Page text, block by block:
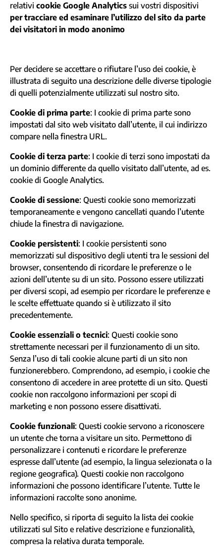
relativi cookie Google Analytics sui vostri dispositivi
per tracciare ed esaminare l’utilizzo del sito da parte
dei visitatori in modo anonimo
Per decidere se accettare o rifiutare l’uso dei cookie, è
illustrata di seguito una descrizione delle diverse tipologie
di quelli potenzialmente utilizzati sul nostro sito.
Cookie di prima parte: I cookie di prima parte sono
impostati dal sito web visitato dall’utente, il cui indirizzo
compare nella finestra URL.
Cookie di terza parte: I cookie di terzi sono impostati da
un dominio differente da quello visitato dall’utente, ad es.
cookie di Google Analytics.
Cookie di sessione: Questi cookie sono memorizzati
temporaneamente e vengono cancellati quando l’utente
chiude la finestra di navigazione.
Cookie persistenti: I cookie persistenti sono
memorizzati sul dispositivo degli utenti tra le sessioni del
browser, consentendo di ricordare le preferenze o le
azioni dell’utente su di un sito. Possono essere utilizzati
per diversi scopi, ad esempio per ricordare le preferenze e
le scelte effettuate quando si è utilizzato il sito
precedentemente.
Cookie essenziali o tecnici: Questi cookie sono
strettamente necessari per il funzionamento di un sito.
Senza l’uso di tali cookie alcune parti di un sito non
funzionerebbero. Comprendono, ad esempio, i cookie che
consentono di accedere in aree protette di un sito. Questi
cookie non raccolgono informazioni per scopi di
marketing e non possono essere disattivati.
Cookie funzionali: Questi cookie servono a riconoscere
un utente che torna a visitare un sito. Permettono di
personalizzare i contenuti e ricordare le preferenze
espresse dall’utente (ad esempio, la lingua selezionata o la
regione geografica). Questi cookie non raccolgono
informazioni che possono identificare l’utente. Tutte le
informazioni raccolte sono anonime.
Nello specifico, si riporta di seguito la lista dei cookie
utilizzati sul Sito e relative descrizione e funzionalità,
compresa la relativa durata temporale.